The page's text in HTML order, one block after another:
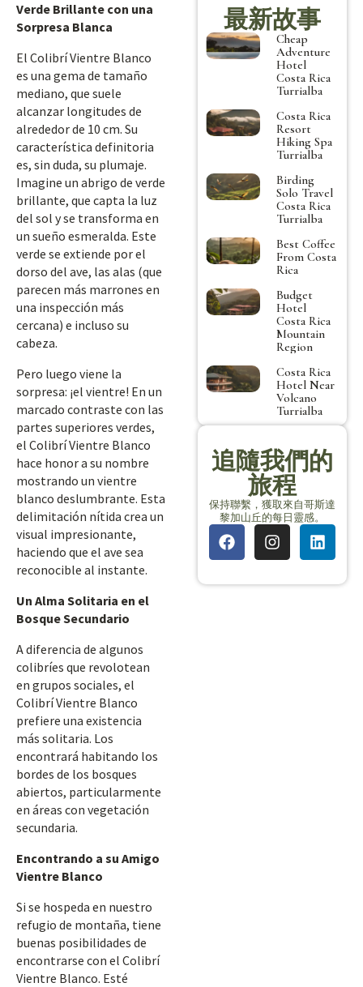
Verde Brillante con una
Sorpresa Blanca
El Colibrí Vientre Blanco
es una gema de tamaño
mediano, que suele
alcanzar longitudes de
alrededor de 10 cm. Su
característica definitoria
es, sin duda, su plumaje.
Imagine un abrigo de verde
brillante, que capta la luz
del sol y se transforma en
un sueño esmeralda. Este
verde se extiende por el
dorso del ave, las alas (que
parecen más marrones en
una inspección más
cercana) e incluso su
cabeza.
Pero luego viene la
sorpresa: ¡el vientre! En un
marcado contraste con las
partes superiores verdes,
el Colibrí Vientre Blanco
hace honor a su nombre
mostrando un vientre
blanco deslumbrante. Esta
delimitación nítida crea un
visual impresionante,
haciendo que el ave sea
reconocible al instante.
Un Alma Solitaria en el
Bosque Secundario
A diferencia de algunos
colibríes que revolotean
en grupos sociales, el
Colibrí Vientre Blanco
prefiere una existencia
más solitaria. Los
encontrará habitando los
bordes de los bosques
abiertos, particularmente
en áreas con vegetación
secundaria.
Encontrando a su Amigo
Vientre Blanco
Si se hospeda en nuestro
refugio de montaña, tiene
buenas posibilidades de
encontrarse con el Colibrí
Vientre Blanco. Esté
最新故事
Cheap
Adventure
Hotel
Costa Rica
Turrialba
Costa Rica
Resort
Hiking Spa
Turrialba
Birding
Solo Travel
Costa Rica
Turrialba
Best Coffee
From Costa
Rica
Budget
Hotel
Costa Rica
Mountain
Region
Costa Rica
Hotel Near
Volcano
Turrialba
追隨我們的
旅程
保持聯繫，獲取來自哥斯達
黎加山丘的每日靈感。